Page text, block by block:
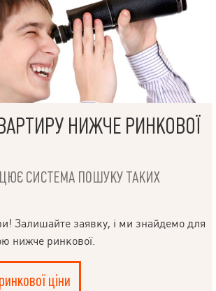
НИЖЧЕ РИНКОВОЇ
СИСТЕМА ПОШУКУ ТАКИХ
Залишайте заявку, і ми знайдемо для
нижче ринкової.
ціни